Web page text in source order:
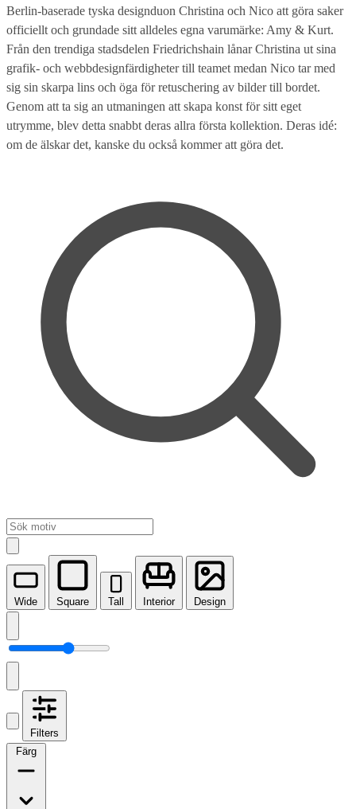
Berlin-baserade tyska designduon Christina och Nico att göra saker
officiellt och grundade sitt alldeles egna varumärke: Amy & Kurt.
Från den trendiga stadsdelen Friedrichshain lånar Christina ut sina
grafik- och webbdesignfärdigheter till teamet medan Nico tar med
sig sin skarpa lins och öga för retuschering av bilder till bordet.
Genom att ta sig an utmaningen att skapa konst för sitt eget
utrymme, blev detta snabbt deras allra första kollektion. Deras idé:
om de älskar det, kanske du också kommer att göra det.
Wide Square Tall Interior Design
Filters
Färg